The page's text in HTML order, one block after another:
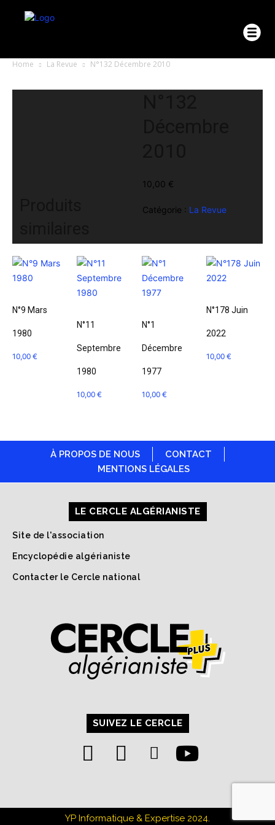
Home La Revue N°132 Décembre 2010
10,00 €
Catégorie : La Revue
N°9 Mars
1980
10,00 €
N°11
Septembre
1980
10,00€
N°1
Décembre
1977
10,00 €
N°178 Juin
2022
10,00€
À PROPOS DE NOUS
CONTACT
MENTIONS LÉGALES
LE CERCLE ALGÉRIANISTE
Site de l'association
Encyclopédie algérianiste
Contacter le Cercle national
SUIVEZ LE CERCLE
YP Informatique & Expertise 2024.